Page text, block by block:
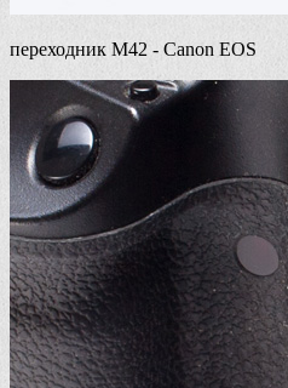
переходник М42 - Canon EOS